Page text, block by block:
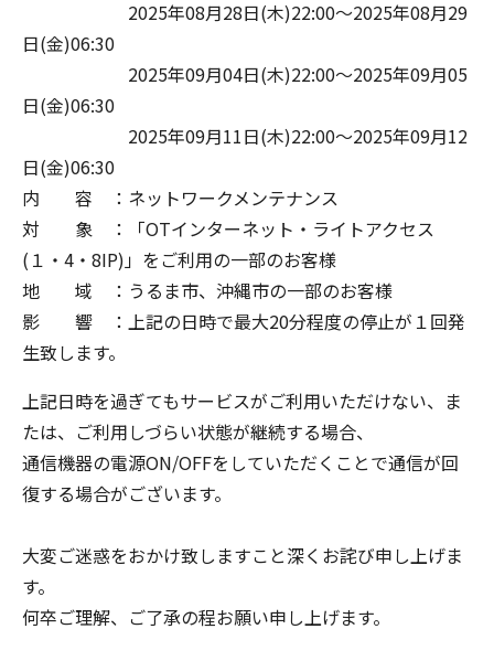
2025年08月28日(木)22:00～2025年08月29
日(金)06:30
2025年09月04日(木)22:00～2025年09月05
日(金)06:30
2025年09月11日(木)22:00～2025年09月12
日(金)06:30
内 容 ：ネットワークメンテナンス
対 象 ：「OTインターネット・ライトアクセス
(１・4・8IP)」をご利用の一部のお客様
地 域 ：うるま市、沖縄市の一部のお客様
影 響 ：上記の日時で最大20分程度の停止が１回発
生致します。
上記日時を過ぎてもサービスがご利用いただけない、ま
たは、ご利用しづらい状態が継続する場合、
通信機器の電源ON/OFFをしていただくことで通信が回
復する場合がございます。
大変ご迷惑をおかけ致しますこと深くお詫び申し上げま
す。
何卒ご理解、ご了承の程お願い申し上げます。